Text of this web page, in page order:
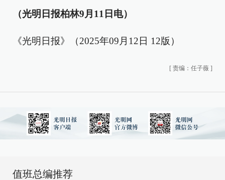
（光明日报柏林9月11日电）
《光明日报》（2025年09月12日 12版）
[ 责编：任子薇 ]
值班总编推荐